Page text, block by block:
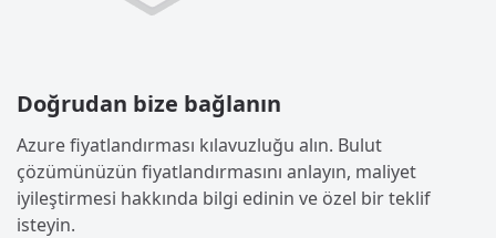
Doğrudan bize bağlanın
Azure fiyatlandırması kılavuzluğu alın. Bulut
çözümünüzün fiyatlandırmasını anlayın, maliyet
iyileştirmesi hakkında bilgi edinin ve özel bir teklif
isteyin.